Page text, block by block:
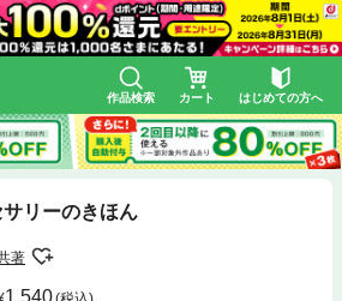
作品検索 カート はじめての方へ
リーのきほん
著